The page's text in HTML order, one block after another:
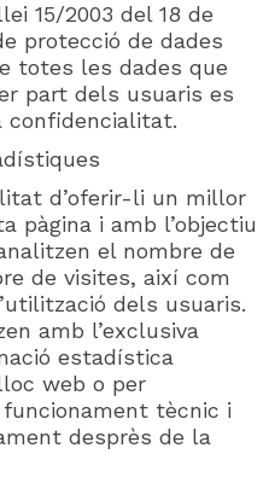
15/2003 del 18 de
protecció de dades
totes les dades que
part dels usuaris es
confidencialitat.
d’oferir-li un millor
pàgina i amb l’objectiu
el nombre de
de visites, així com
dels usuaris.
amb l’exclusiva
estadística
web o per
tècnic i
desprès de la